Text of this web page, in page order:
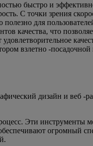
быстро и
С точки зрения
для
качества, что
взлетно -
дизайн и веб -
Эти инструменты
огромный